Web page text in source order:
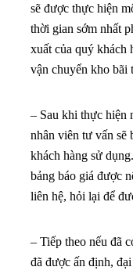
sẽ được thực hiện
thời gian sớm nhất
xuất của quý khách
vận chuyển kho bãi
– Sau khi thực hiện
nhân viên tư vấn sẽ
khách hàng sử
bảng báo giá được
liên hệ, hỏi lại để
– Tiếp theo nếu đã
đã được ấn định,